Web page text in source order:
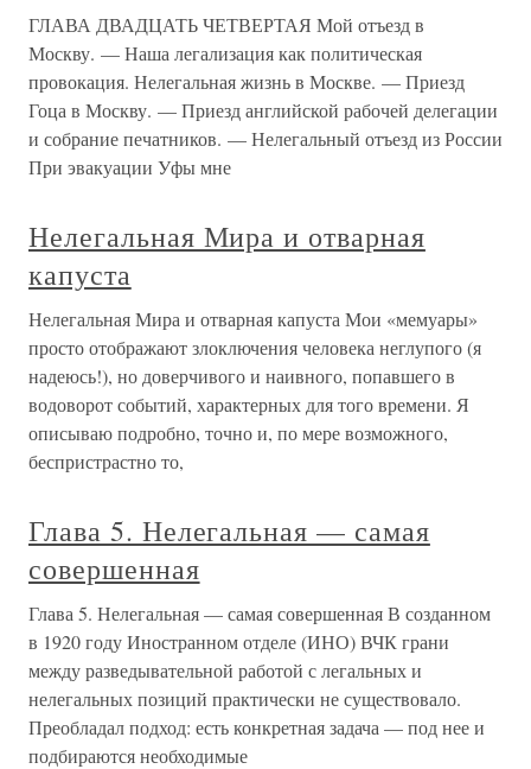
ГЛАВА ДВАДЦАТЬ ЧЕТВЕРТАЯ Мой отъезд в
Москву. — Наша легализация как политическая
провокация. Нелегальная жизнь в Москве. — Приезд
Гоца в Москву. — Приезд английской рабочей делегации
и собрание печатников. — Нелегальный отъезд из России
При эвакуации Уфы мне
Нелегальная Мира и отварная
капуста
Нелегальная Мира и отварная капуста Мои «мемуары»
просто отображают злоключения человека неглупого (я
надеюсь!), но доверчивого и наивного, попавшего в
водоворот событий, характерных для того времени. Я
описываю подробно, точно и, по мере возможного,
беспристрастно то,
Глава 5. Нелегальная — самая
совершенная
Глава 5. Нелегальная — самая совершенная В созданном
в 1920 году Иностранном отделе (ИНО) ВЧК грани
между разведывательной работой с легальных и
нелегальных позиций практически не существовало.
Преобладал подход: есть конкретная задача — под нее и
подбираются необходимые